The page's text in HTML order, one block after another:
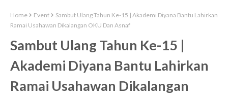
Home Event
Sambut Ulang Tahun Ke-15 | Akademi Diyana Bantu Lahirkan
Ramai Usahawan Dikalangan OKU Dan Asnaf
Sambut Ulang Tahun Ke-15 |
Akademi Diyana Bantu Lahirkan
Ramai Usahawan Dikalangan